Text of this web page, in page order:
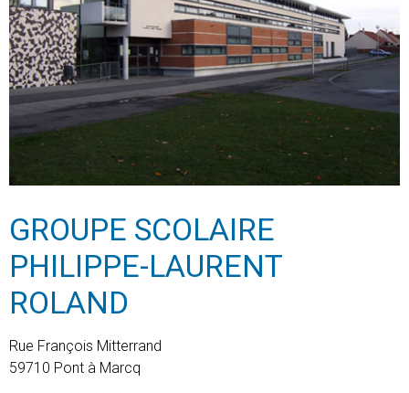
GROUPE SCOLAIRE
PHILIPPE-LAURENT
ROLAND
Rue François Mitterrand
59710 Pont à Marcq